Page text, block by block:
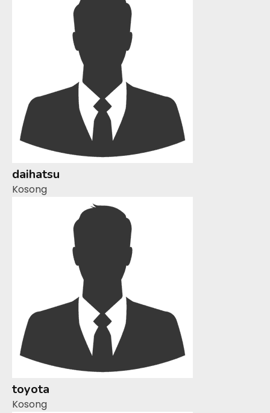
daihatsu
Kosong
toyota
Kosong